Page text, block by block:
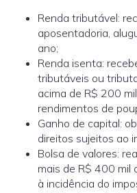
Renda tributável:
aposentadoria,
ano;
Renda isenta:
tributáveis ou
acima de R$ 200
rendimentos de
Ganho de capital:
direitos sujeitos ao
Bolsa de valores:
mais de R$ 400 mil
à incidência do